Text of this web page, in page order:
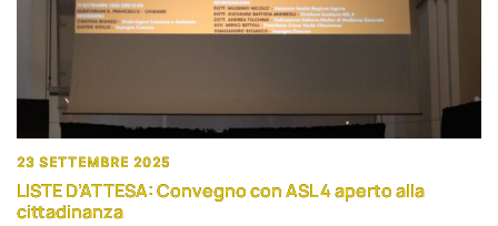
23 SETTEMBRE 2025
LISTE D’ATTESA: Convegno con ASL 4 aperto alla
cittadinanza